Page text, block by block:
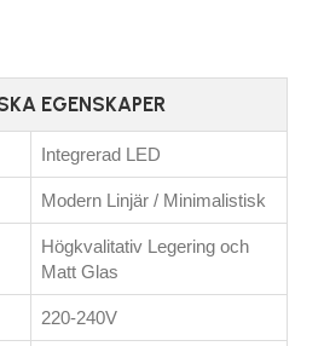
EGENSKAPER
Integrerad LED
Modern Linjär / Minimalistisk
Högkvalitativ Legering och
Matt Glas
220-240V